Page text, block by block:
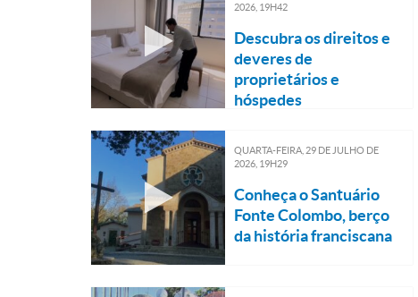
2026, 19H42
Descubra os direitos e
deveres de
proprietários e
hóspedes
QUARTA-FEIRA, 29 DE JULHO DE
2026, 19H29
Conheça o Santuário
Fonte Colombo, berço
da história franciscana